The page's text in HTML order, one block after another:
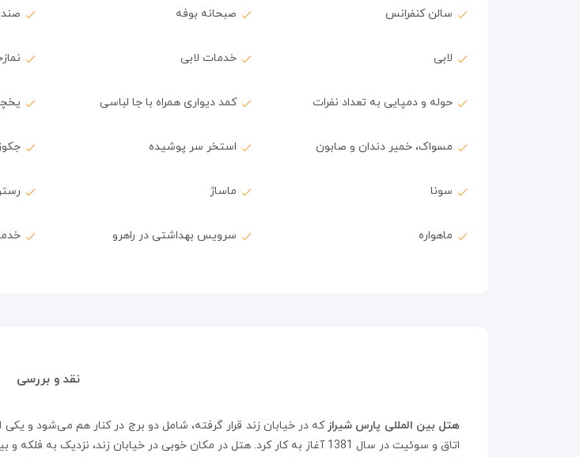
سالن کنفرانس صبحانه بوفه
لابی خدمات لابی
حوله و دمپایی به تعداد نفرات کمد دیواری همراه با جا لباسی
مسواک، خمیر دندان و صابون استخر سر پوشیده
سونا ماساژ
ماهواره سرویس بهداشتی در راهرو
نقد و بررسی
هتل بین المللی پارس شیرازکه در خیابان زند قرار گرفته، شامل دو برج در کنار هم می‌شود و یکی
اتاق و سوئیت در سال 1381 آغاز به کار کرد. هتل در مکان خوبی در خیابان زند، نزدیک به فلکه‌ و بیمارستان نمازی، و با دسترسی مناسب به بلوار زیبای چمران واقع شده است.